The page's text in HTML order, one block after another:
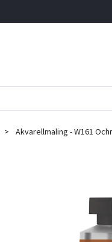
Akvarellmaling - W161